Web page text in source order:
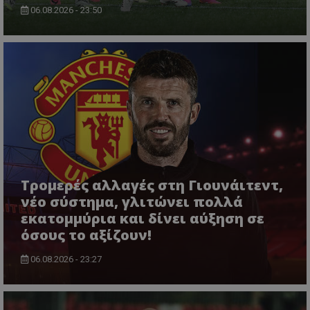
06.08.2026 - 23:50
Τρομερές αλλαγές στη Γιουνάιτεντ,
νέο σύστημα, γλιτώνει πολλά
εκατομμύρια και δίνει αύξηση σε
όσους το αξίζουν!
06.08.2026 - 23:27